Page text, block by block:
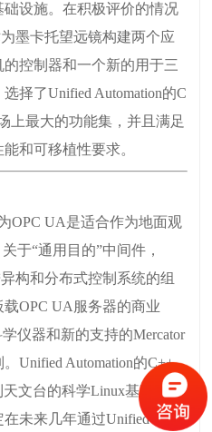
设施。在积极评价的情况
墨卡托望远镜构建两个应
控制器和一个新的用于三
择了Unified Automation的C
上最大的功能集，并且满足
和可移植性要求。
UA是适合作为地面观
于“通用目的”中间件，
构和分布式控制系统的组
OPC UA服务器的商业
仪器和新的支持的Mercator
Unified Automation的C++
文台的科学Linux基础设施
未来几年通过Unified